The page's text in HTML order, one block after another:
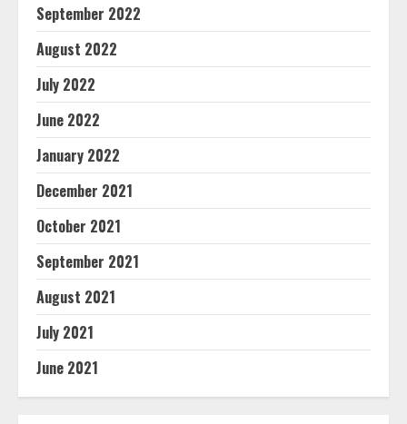
September 2022
August 2022
July 2022
June 2022
January 2022
December 2021
October 2021
September 2021
August 2021
July 2021
June 2021